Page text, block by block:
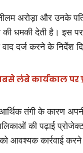
अरोड़ा और उनके
धमकी देती है। इस
दर्ज करने के निर्देश
लंबे कार्यकाल पर
तंगी के कारण
की पढ़ाई
आवश्यक कार्रवाई करने